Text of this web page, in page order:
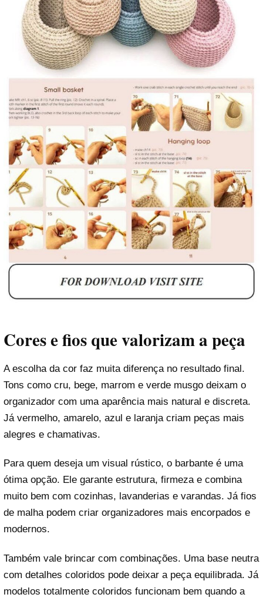
Cores e fios que valorizam a peça
A escolha da cor faz muita diferença no resultado final.
Tons como cru, bege, marrom e verde musgo deixam o
organizador com uma aparência mais natural e discreta.
Já vermelho, amarelo, azul e laranja criam peças mais
alegres e chamativas.
Para quem deseja um visual rústico, o barbante é uma
ótima opção. Ele garante estrutura, firmeza e combina
muito bem com cozinhas, lavanderias e varandas. Já fios
de malha podem criar organizadores mais encorpados e
modernos.
Também vale brincar com combinações. Uma base neutra
com detalhes coloridos pode deixar a peça equilibrada. Já
modelos totalmente coloridos funcionam bem quando a